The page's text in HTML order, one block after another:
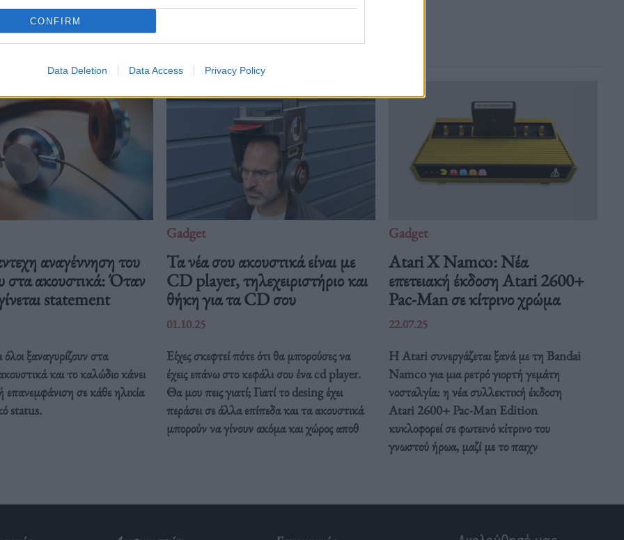
CONFIRM
Data Deletion Data Access Privacy Policy
Δείτε επίσης
αναγέννηση του
στα ακουστικά: Όταν
statement
όλοι ξαναγυρίζουν στα
και το καλώδιο κάνει
επανεμφάνιση σε κάθε ηλικία
status.
Gadget
Τα νέα σου ακουστικά είναι με
CD player, τηλεχειριστήριο και
θήκη για τα CD σου
01.10.25
Είχες σκεφτεί πότε ότι θα μπορούσες να
έχεις επάνω στο κεφάλι σου ένα cd player.
Θα μου πεις γιατί; Γιατί το desing έχει
περάσει σε άλλα επίπεδα και τα ακουστικά
μπορούν να γίνουν ακόμα και χώρος αποθ
Gadget
Atari X Namco: Νέα
επετειακή έκδοση Atari 2600+
Pac-Man σε κίτρινο χρώμα
22.07.25
Η Atari συνεργάζεται ξανά με τη Bandai
Namco για μια ρετρό γιορτή γεμάτη
νοσταλγία: η νέα συλλεκτική έκδοση
Atari 2600+ Pac-Man Edition
κυκλοφορεί σε φωτεινό κίτρινο του
γνωστού ήρωα, μαζί με το παιχν